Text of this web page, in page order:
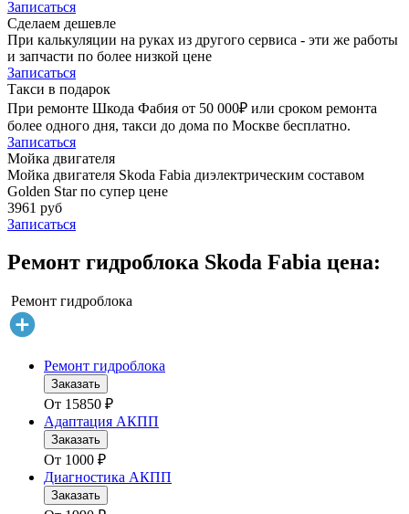
Записаться
Сделаем дешевле
При калькуляции на руках из другого сервиса - эти же работы
и запчасти по более низкой цене
Записаться
Такси в подарок
При ремонте Шкода Фабия от 50 000₽ или сроком ремонта
более одного дня, такси до дома по Москве бесплатно.
Записаться
Мойка двигателя
Мойка двигателя Skoda Fabia диэлектрическим составом
Golden Star по супер цене
3961 руб
Записаться
Ремонт гидроблока Skoda Fabia цена:
Ремонт гидроблока
Ремонт гидроблока
Заказать
От 15850 ₽
Адаптация АКПП
Заказать
От 1000 ₽
Диагностика АКПП
Заказать